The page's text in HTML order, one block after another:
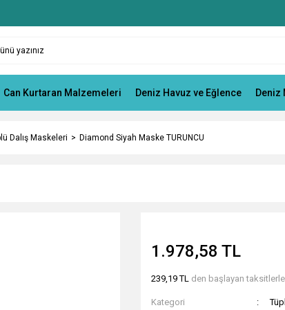
Can Kurtaran Malzemeleri Deniz Havuz ve Eğlence Deniz
Dalış Maskeleri Diamond Siyah Maske TURUNCU
1.978,58 TL
239,19 TL den başlayan
Kategori